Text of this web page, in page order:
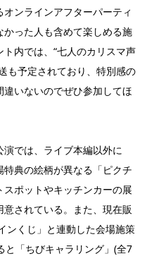
ンラインアフターパーティ
った人も含めて楽しめる施
内では、“七人のカリスマ声
も予定されており、特別感の
いないのでぜひ参加してほ
演では、ライブ本編以外に
典の絵柄が異なる「ピクチ
ポットやキッチンカーの展
されている。また、現在販
ンくじ」と連動した会場施策
と「ちびキャラリング」(全7